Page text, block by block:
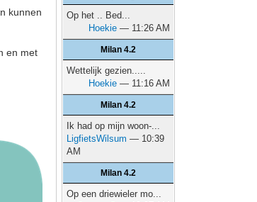
kunnen
en met
Op het .. Bed...
Hoekie — 11:26 AM
Milan 4.2
Wettelijk gezien.....
Hoekie — 11:16 AM
Milan 4.2
Ik had op mijn woon-...
LigfietsWilsum — 10:39
AM
Milan 4.2
Op een driewieler mo...